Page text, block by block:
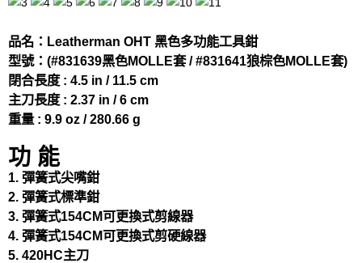
品名：Leatherman OHT 黑色多功能工具鉗
型號：(#831639黑色MOLLE套 / #831641狼棕色MOLLE套)
閉合長度 : 4.5 in / 11.5 cm
主刀長度 : 2.37 in / 6 cm
重量 : 9.9 oz / 280.66 g
功 能
1. 彈簧式尖嘴鉗
2. 彈簧式標準鉗
3. 彈簧式154CM可更換式剪線器
4. 彈簧式154CM可更換式剪硬線器
5. 420HC主刀